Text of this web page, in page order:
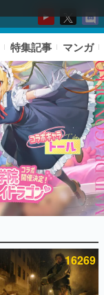
特集記事 マンガ
16269